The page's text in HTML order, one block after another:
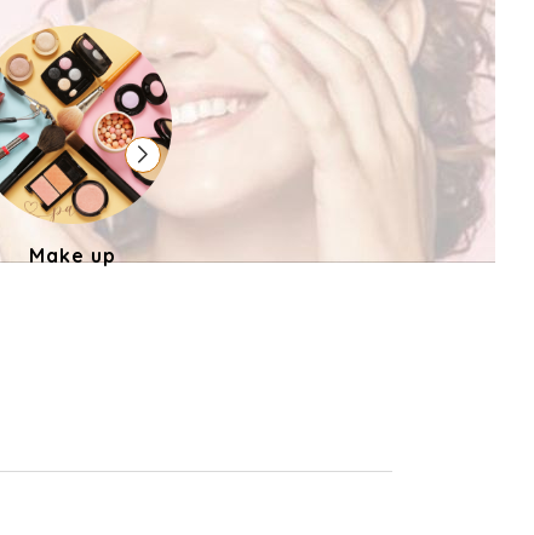
Make up Phụ kiện thời trang